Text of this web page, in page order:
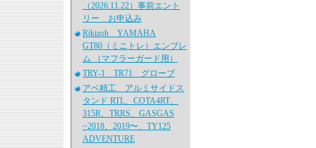
（2026.11.22）事前エント
リー お申込み
Rikizoh YAMAHA
GT80（ミニトレ）エンブレ
ム （マフラーガード用）
TRY-1 TR71 グローブ
アベ精工 アルミサイドス
タンド RTL、COTA4RT、
315R、TRRS、GASGAS
~2018、2019〜、TY125
ADVENTURE